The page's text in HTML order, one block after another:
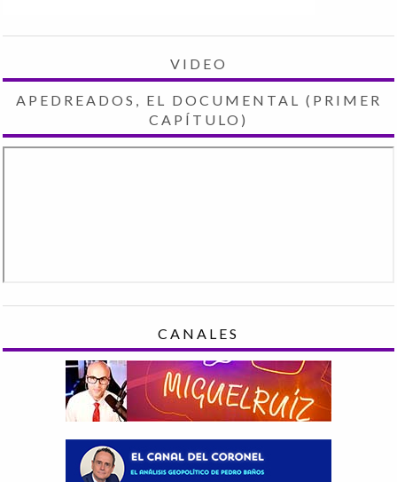
VIDEO
APEDREADOS, EL DOCUMENTAL (PRIMER
CAPÍTULO)
CANALES